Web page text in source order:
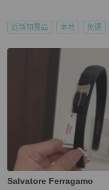
近新閒置品 本地 免運
Salvatore Ferragamo